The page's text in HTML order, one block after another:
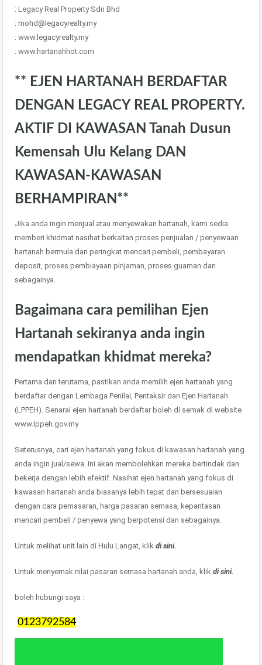
: Legacy Real Property Sdn Bhd
: mohd@legacyrealty.my
: www.legacyrealty.my
: www.hartanahhot.com
** EJEN HARTANAH BERDAFTAR
DENGAN LEGACY REAL PROPERTY.
AKTIF DI KAWASAN Tanah Dusun
Kemensah Ulu Kelang DAN
KAWASAN-KAWASAN
BERHAMPIRAN**
Jika anda ingin menjual atau menyewakan hartanah, kami sedia
memberi khidmat nasihat berkaitan proses penjualan / penyewaan
hartanah bermula dari peringkat mencari pembeli, pembayaran
deposit, proses pembiayaan pinjaman, proses guaman dan
sebagainya.
Bagaimana cara pemilihan Ejen
Hartanah sekiranya anda ingin
mendapatkan khidmat mereka?
Pertama dan terutama, pastikan anda memilih ejen hartanah yang
berdaftar dengan Lembaga Penilai, Pentaksir dan Ejen Hartanah
(LPPEH). Senarai ejen hartanah berdaftar boleh di semak di website
www.lppeh.gov.my
Seterusnya, cari ejen hartanah yang fokus di kawasan hartanah yang
anda ingin jual/sewa. Ini akan membolehkan mereka bertindak dan
bekerja dengan lebih efektif. Nasihat ejen hartanah yang fokus di
kawasan hartanah anda biasanya lebih tepat dan bersesuaian
dengan cara pemasaran, harga pasaran semasa, kepantasan
mencari pembeli / penyewa yang berpotensi dan sebagainya.
Untuk melihat unit lain di Hulu Langat, klik di sini.
Untuk menyemak nilai pasaran semasa hartanah anda, klik di sini.
boleh hubungi saya :
0123792584